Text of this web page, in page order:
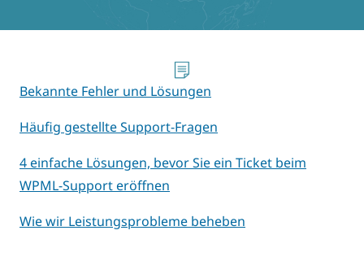
Bekannte Fehler und Lösungen
Häufig gestellte Support-Fragen
4 einfache Lösungen, bevor Sie ein Ticket beim
WPML-Support eröffnen
Wie wir Leistungsprobleme beheben